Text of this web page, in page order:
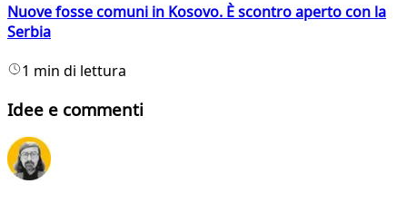
Nuove fosse comuni in Kosovo. È scontro aperto con la
Serbia
1 min di lettura
Idee e commenti